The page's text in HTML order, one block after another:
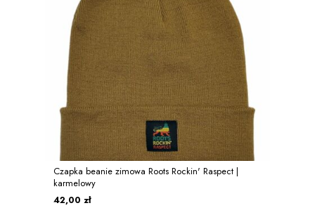
Czapka beanie zimowa Roots Rockin' Raspect |
karmelowy
42,00 zł